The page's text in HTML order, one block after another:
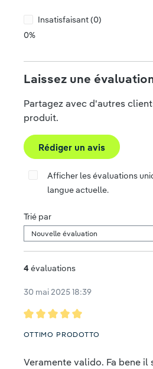
Insatisfaisant (0)
0%
Laissez une
Partagez avec d'autres
produit.
Rédiger un avis
Afficher les évaluations
langue actuelle.
Trié par
4 évaluations
30 mai 2025 18:39
OTTIMO PRODOTTO
Veramente valido. Fa bene il